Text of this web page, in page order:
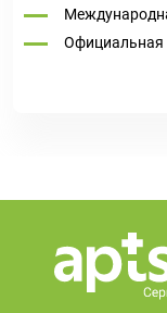
Официальная